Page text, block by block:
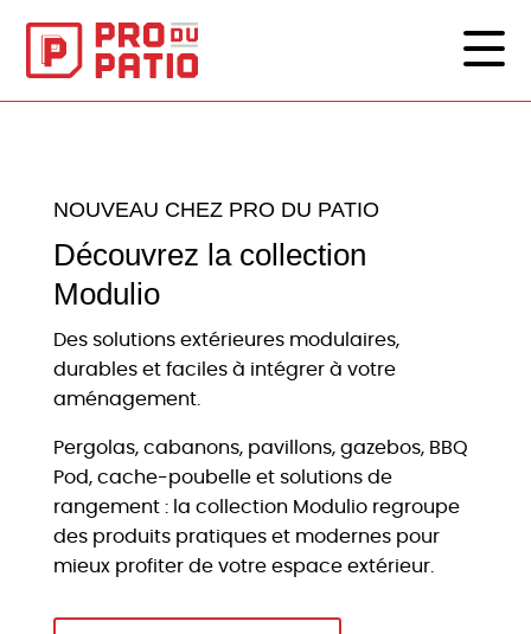
NOUVEAU CHEZ PRO DU PATIO
Découvrez la collection
Modulio
Des solutions extérieures modulaires,
durables et faciles à intégrer à votre
aménagement.
Pergolas, cabanons, pavillons, gazebos, BBQ
Pod, cache-poubelle et solutions de
rangement : la collection Modulio regroupe
des produits pratiques et modernes pour
mieux profiter de votre espace extérieur.